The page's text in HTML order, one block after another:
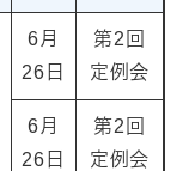
6月
26日
第2回
定例会
6月
26日
第2回
定例会